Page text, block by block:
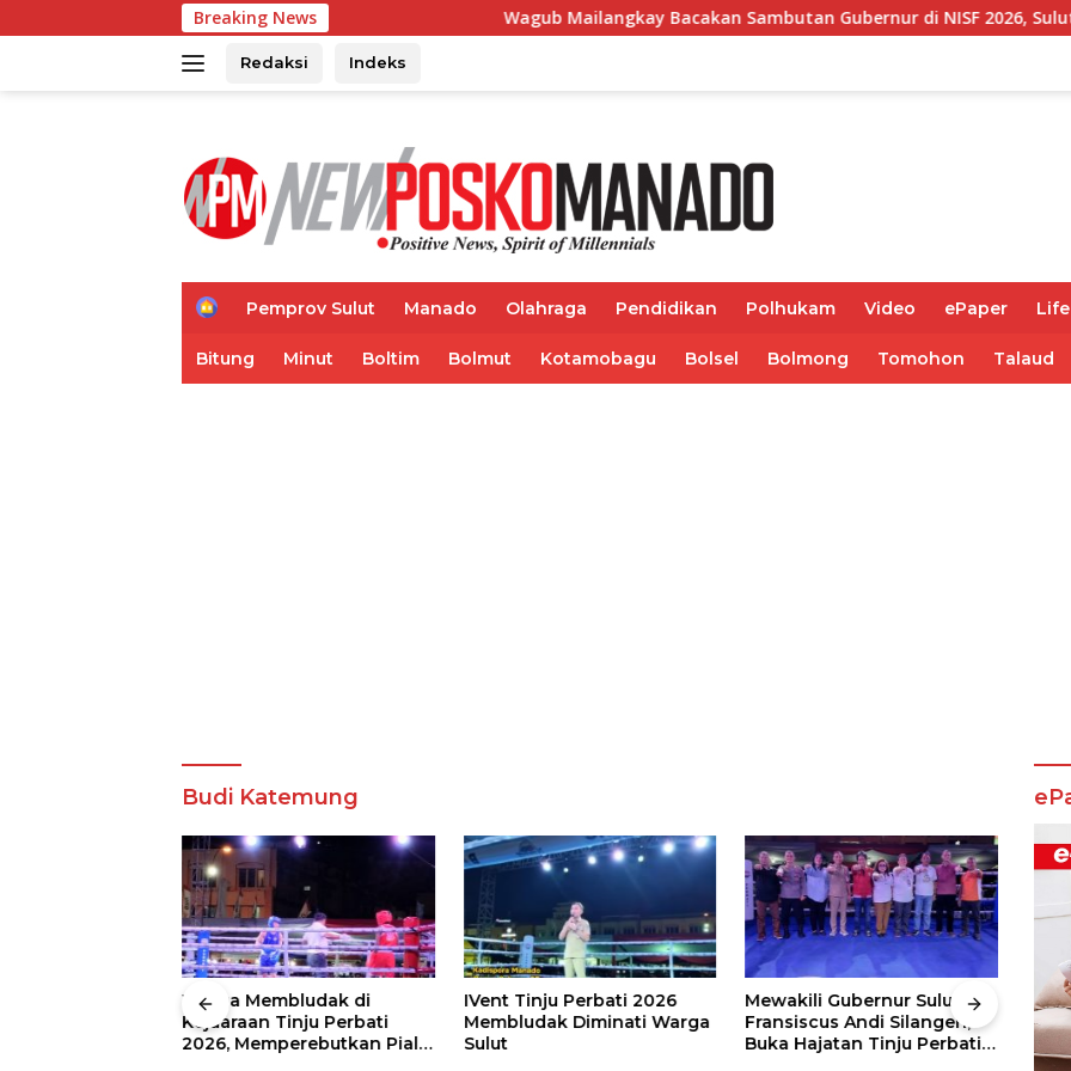
ke
Breaking News Wagub Mailangkay Bacakan Sambutan Gubernur di NISF 2026, Sulut Tawarkan
Redaksi Indeks
H
e
Pemprov Sulut Manado Olahraga Pendidikan Polhukam Video ePaper
Bitung Minut Boltim Bolmut Kotamobagu Bolsel Bolmong Tomohon Talaud
Budi Katemung
Warga Membludak di
Kejuaraan Tinju Perbati
2026, Memperebutkan Piala
IVent Tinju Perbati 2026
Membludak Diminati Warga
Sulut
Mewakili Gubernur Sulut, dr
Fransiscus Andi Silangen,
Buka Hajatan Tinju Perbati